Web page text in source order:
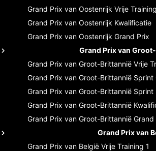
Grand Prix van Oostenrijk Vrije
Grand Prix van Oostenrijk Kwalificatie
Grand Prix van Oostenrijk Grand Prix
Grand Prix van
Grand Prix van Groot-Brittannië Vrije
Grand Prix van Groot-Brittannië Sprint
Grand Prix van Groot-Brittannië Sprint
Grand Prix van Groot-Brittannië
Grand Prix van Groot-Brittannië Grand
Grand Prix van
Grand Prix van België Vrije Training 1